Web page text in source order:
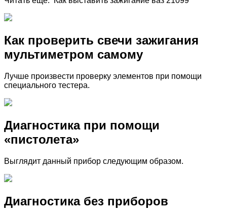
Как проверить свечи зажигания
мультиметром самому
Лучше произвести проверку элементов при помощи
специального тестера.
Диагностика при помощи
«пистолета»
Выглядит данный прибор следующим образом.
Диагностика без приборов